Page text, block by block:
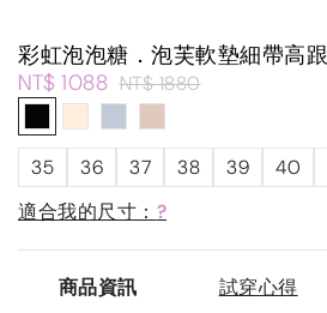
彩虹泡泡糖．泡芙軟墊細帶高
NT$ 1088 NT$ 1880
35 36 37 38 39 40
適合我的尺寸： ?
商品資訊 試穿心得